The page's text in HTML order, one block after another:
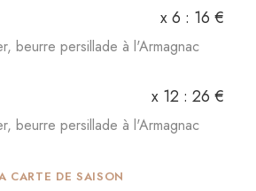
x 6 : 16 €
beurre persillade à l'Armagnac​
x 12 : 26 €
beurre persillade à l'Armagnac​
CARTE DE SAISON